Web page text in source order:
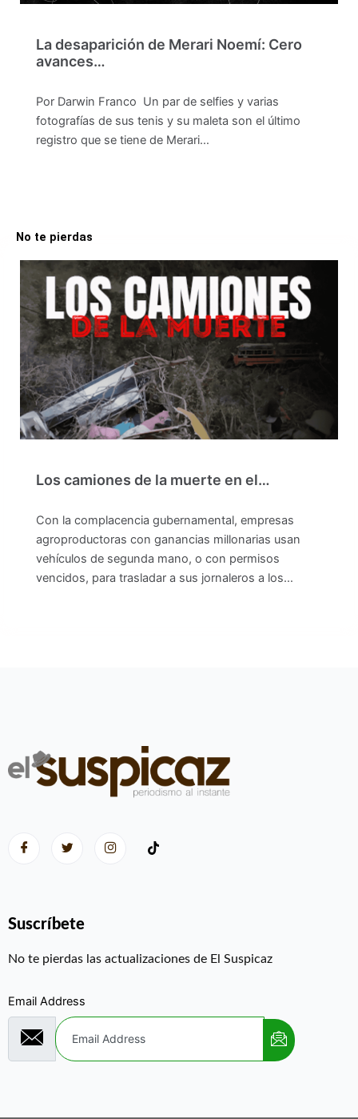
La desaparición de Merari Noemí: Cero
avances…
Por Darwin Franco Un par de selfies y varias
fotografías de sus tenis y su maleta son el último
registro que se tiene de Merari…
No te pierdas
Los camiones de la muerte en el…
Con la complacencia gubernamental, empresas
agroproductoras con ganancias millonarias usan
vehículos de segunda mano, o con permisos
vencidos, para trasladar a sus jornaleros a los…
Suscríbete
No te pierdas las actualizaciones de El Suspicaz
Email Address